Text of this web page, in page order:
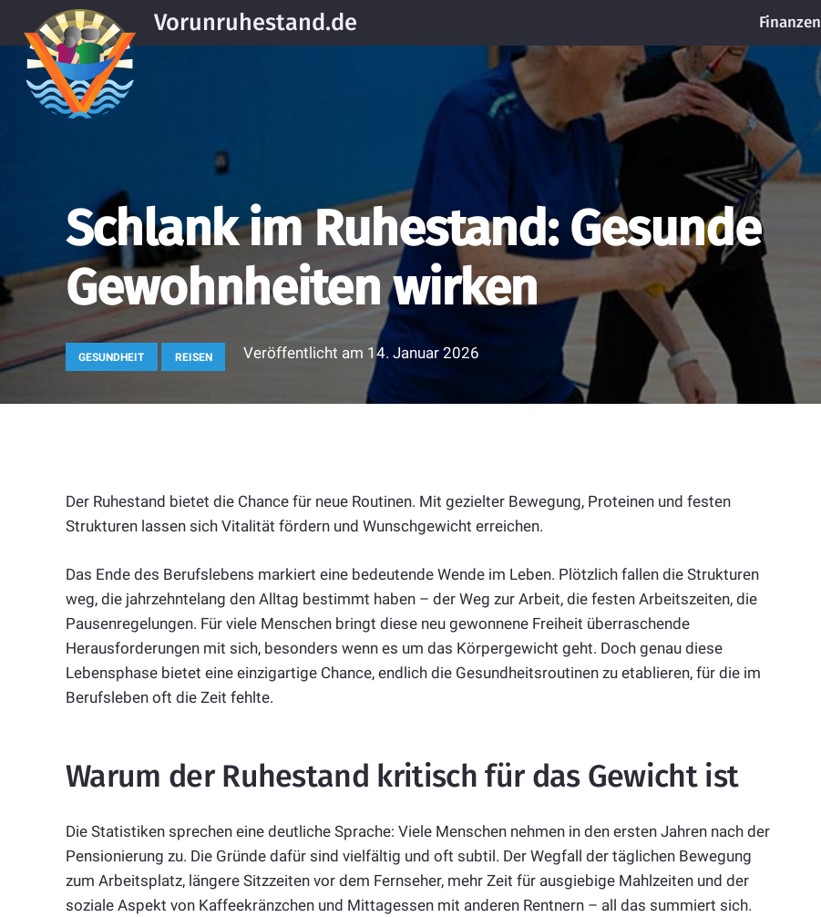
Vorunruhestand.de Finanzen
Schlank im Ruhestand: Gesunde
Gewohnheiten wirken
GESUNDHEIT REISEN Veröffentlicht am 14. Januar 2026
Der Ruhestand bietet die Chance für neue Routinen. Mit gezielter Bewegung, Proteinen und festen
Strukturen lassen sich Vitalität fördern und Wunschgewicht erreichen.
Das Ende des Berufslebens markiert eine bedeutende Wende im Leben. Plötzlich fallen die Strukturen
weg, die jahrzehntelang den Alltag bestimmt haben – der Weg zur Arbeit, die festen Arbeitszeiten, die
Pausenregelungen. Für viele Menschen bringt diese neu gewonnene Freiheit überraschende
Herausforderungen mit sich, besonders wenn es um das Körpergewicht geht. Doch genau diese
Lebensphase bietet eine einzigartige Chance, endlich die Gesundheitsroutinen zu etablieren, für die im
Berufsleben oft die Zeit fehlte.
Warum der Ruhestand kritisch für das Gewicht ist
Die Statistiken sprechen eine deutliche Sprache: Viele Menschen nehmen in den ersten Jahren nach der
Pensionierung zu. Die Gründe dafür sind vielfältig und oft subtil. Der Wegfall der täglichen Bewegung
zum Arbeitsplatz, längere Sitzzeiten vor dem Fernseher, mehr Zeit für ausgiebige Mahlzeiten und der
soziale Aspekt von Kaffeekränzchen und Mittagessen mit anderen Rentnern – all das summiert sich.